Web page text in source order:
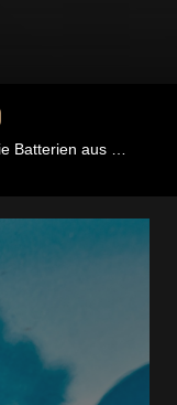
Batterien aus …